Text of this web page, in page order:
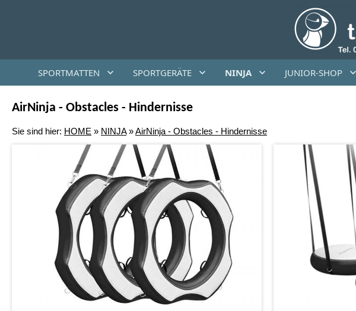
SPORTMATTEN SPORTGERÄTE NINJA JUNIOR-SHOP
AirNinja - Obstacles - Hindernisse
Sie sind hier: HOME » NINJA»AirNinja - Obstacles - Hindernisse